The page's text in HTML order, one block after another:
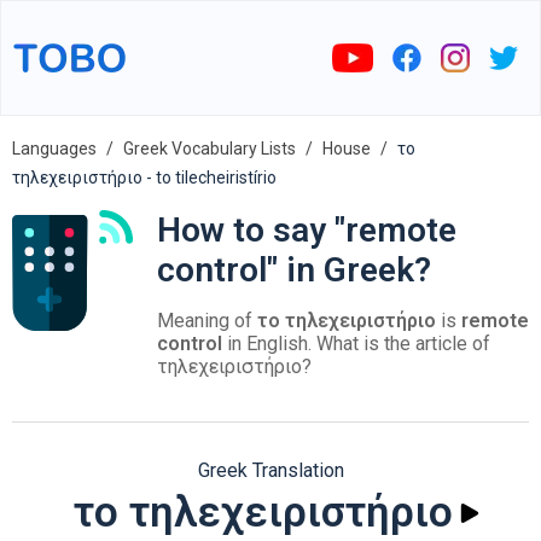
Languages Greek Vocabulary Lists House
το
τηλεχειριστήριο - to tilecheiristírio
How to say "remote
control" in Greek?
Meaning of το τηλεχειριστήριο is remote
control in English. What is the article of
τηλεχειριστήριο?
Greek Translation
το τηλεχειριστήριο